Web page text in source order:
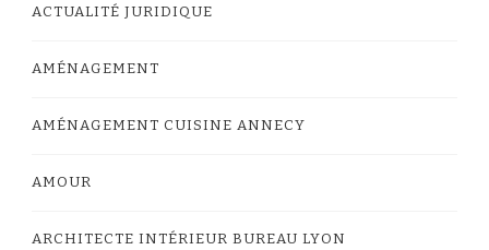
ACTUALITÉ JURIDIQUE
AMÉNAGEMENT
AMÉNAGEMENT CUISINE ANNECY
AMOUR
ARCHITECTE INTÉRIEUR BUREAU LYON